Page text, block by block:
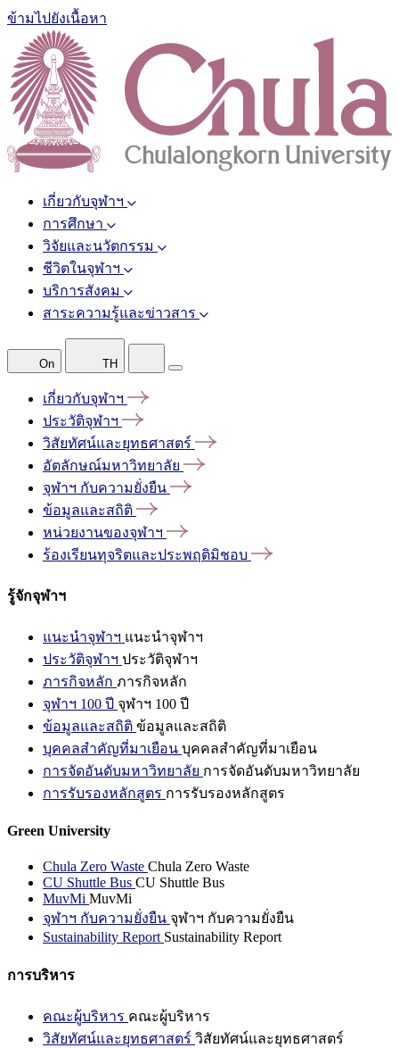
ข้ามไปยังเนื้อหา
เกี่ยวกับจุฬาฯ
การศึกษา
วิจัยและนวัตกรรม
ชีวิตในจุฬาฯ
บริการสังคม
สาระความรู้และข่าวสาร
On TH
เกี่ยวกับจุฬาฯ
ประวัติจุฬาฯ
วิสัยทัศน์และยุทธศาสตร์
อัตลักษณ์มหาวิทยาลัย
จุฬาฯ กับความยั่งยืน
ข้อมูลและสถิติ
หน่วยงานของจุฬาฯ
ร้องเรียนทุจริตและประพฤติมิชอบ
รู้จักจุฬาฯ
แนะนำจุฬาฯ แนะนำจุฬาฯ
ประวัติจุฬาฯ ประวัติจุฬาฯ
ภารกิจหลัก ภารกิจหลัก
จุฬาฯ 100 ปี จุฬาฯ 100 ปี
ข้อมูลและสถิติ ข้อมูลและสถิติ
บุคคลสำคัญที่มาเยือน บุคคลสำคัญที่มาเยือน
การจัดอันดับมหาวิทยาลัย การจัดอันดับมหาวิทยาลัย
การรับรองหลักสูตร การรับรองหลักสูตร
Green University
Chula Zero Waste Chula Zero Waste
CU Shuttle Bus CU Shuttle Bus
MuvMi MuvMi
จุฬาฯ กับความยั่งยืน จุฬาฯ กับความยั่งยืน
Sustainability Report Sustainability Report
การบริหาร
คณะผู้บริหาร คณะผู้บริหาร
วิสัยทัศน์และยุทธศาสตร์ วิสัยทัศน์และยุทธศาสตร์